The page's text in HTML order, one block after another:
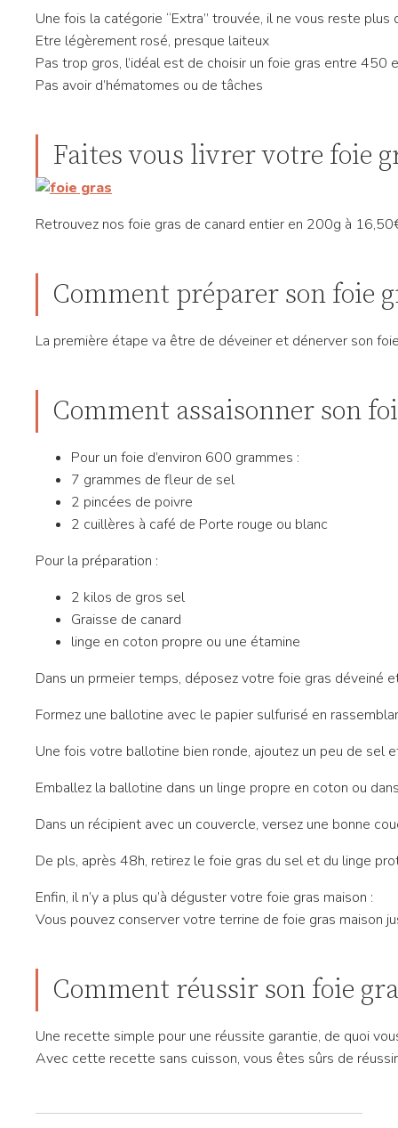
Une fois la catégorie “Extra” trouvée, il ne vous reste plus
Etre légèrement rosé, presque laiteux
Pas trop gros, l’idéal est de choisir un foie gras entre 450
Pas avoir d’hématomes ou de tâches
Faites vous livrer votre foie
Retrouvez nos foie gras de canard entier en 200g à
Comment préparer son foie
La première étape va être de déveiner et dénerver son
Comment assaisonner son
Pour un foie d’environ 600 grammes :
7 grammes de fleur de sel
2 pincées de poivre
2 cuillères à café de Porte rouge ou blanc
Pour la préparation :
2 kilos de gros sel
Graisse de canard
linge en coton propre ou une étamine
Dans un prmeier temps, déposez votre foie gras déveiné
Formez une ballotine avec le papier sulfurisé en
Une fois votre ballotine bien ronde, ajoutez un peu de sel
Emballez la ballotine dans un linge propre en coton ou
Dans un récipient avec un couvercle, versez une bonne
De pls, après 48h, retirez le foie gras du sel et du linge
Enfin, il n’y a plus qu’à déguster votre foie gras maison :
Vous pouvez conserver votre terrine de foie gras maison
Comment réussir son foie
Une recette simple pour une réussite garantie, de quoi
Avec cette recette sans cuisson, vous êtes sûrs de